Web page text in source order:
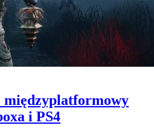
międzyplatformowy
i PS4